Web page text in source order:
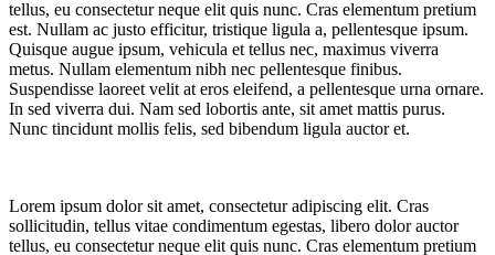
tellus, eu consectetur neque elit quis nunc. Cras elementum pretium
est. Nullam ac justo efficitur, tristique ligula a, pellentesque ipsum.
Quisque augue ipsum, vehicula et tellus nec, maximus viverra
metus. Nullam elementum nibh nec pellentesque finibus.
Suspendisse laoreet velit at eros eleifend, a pellentesque urna ornare.
In sed viverra dui. Nam sed lobortis ante, sit amet mattis purus.
Nunc tincidunt mollis felis, sed bibendum ligula auctor et.
Lorem ipsum dolor sit amet, consectetur adipiscing elit. Cras
sollicitudin, tellus vitae condimentum egestas, libero dolor auctor
tellus, eu consectetur neque elit quis nunc. Cras elementum pretium